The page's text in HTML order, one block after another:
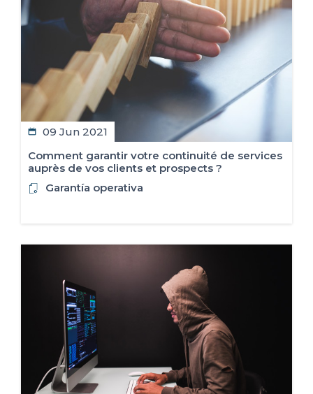
09 Jun 2021
Comment garantir votre continuité de services
auprès de vos clients et prospects ?
Garantía operativa